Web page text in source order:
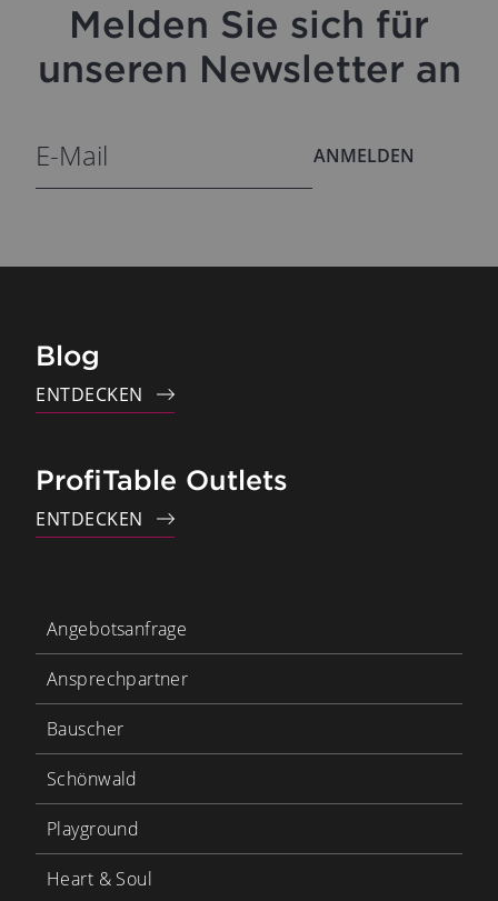
Melden Sie sich für
unseren Newsletter an
ANMELDEN
Blog
ENTDECKEN
ProfiTable Outlets
ENTDECKEN
Angebotsanfrage
Ansprechpartner
Bauscher
Schönwald
Playground
Heart & Soul